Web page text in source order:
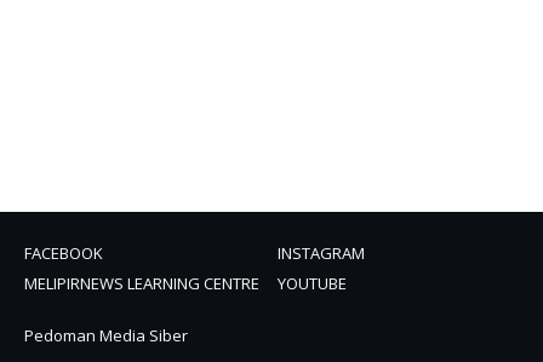
FACEBOOK
INSTAGRAM
MELIPIRNEWS LEARNING CENTRE
YOUTUBE
Pedoman Media Siber